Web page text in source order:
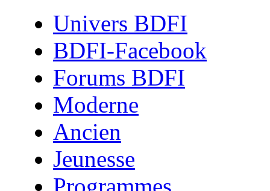
Univers BDFI
BDFI-Facebook
Forums BDFI
Moderne
Ancien
Jeunesse